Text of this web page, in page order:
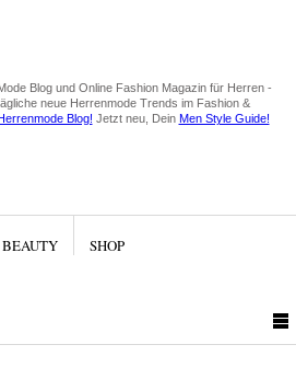
Blog und Online Fashion Magazin für Herren -
neue Herrenmode Trends im Fashion &
Blog! Jetzt neu, Dein Men Style Guide!
BEAUTY SHOP